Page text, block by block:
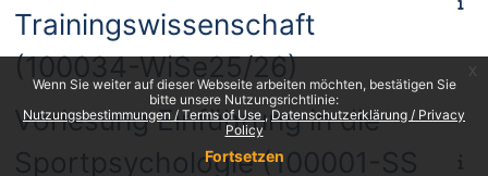
Wenn Sie weiter auf dieser Webseite arbeiten möchten, bestätigen Sie
bitte unsere Nutzungsrichtlinie:
Nutzungsbestimmungen / Terms of Use
Datenschutzerklärung / Privacy
Policy
Fortsetzen
Trainingswissenschaft
(100034-WiSe25/26)
Vorlesung Einführung in die
Sportpsychologie (100001-SS